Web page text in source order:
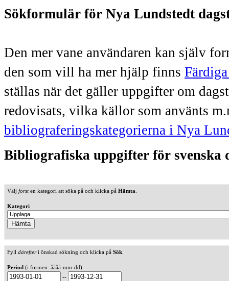
Sökformulär för Nya Lundstedt
Den mer vane användaren kan själv
den som vill ha mer hjälp finns
ställas när det gäller uppgifter om
redovisats, vilka källor som använts
bibliograferingskategorierna i Nya
Bibliografiska uppgifter för svenska
Välj försten kategori att söka på och klicka på Hämta
Kategori
Fyll därefteri önskad sökning och klicka på Sök
Period (i formen: åååå-mm-dd)
--